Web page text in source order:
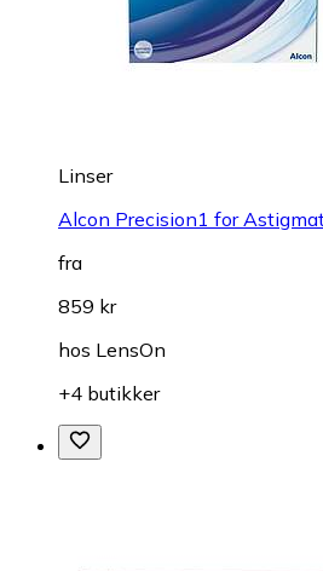
Linser
Alcon Precision1 for
fra
859 kr
hos LensOn
+4 butikker